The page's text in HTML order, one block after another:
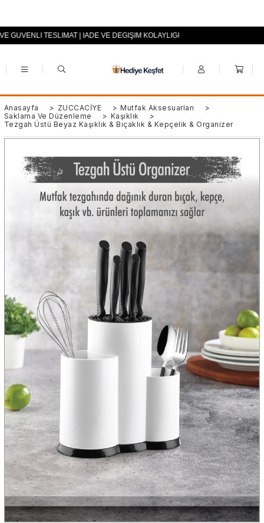
+90 (0553) 694 94 70
GÜVENLİ TESLİMAT | İADE VE DEĞİŞİM KOLAYLIĞI
Anasayfa > ZÜCCACİYE > Mutfak Aksesuarları
>
Saklama Ve Düzenleme
> Kaşıklık
>
Tezgah Üstü Beyaz Kaşıklık & Bıçaklık & Kepçelik & Organizer